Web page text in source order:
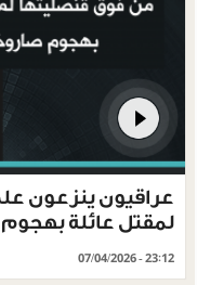
عراقيون ينزعون
لمقتل عائلة
07/04/2026 - 23:12